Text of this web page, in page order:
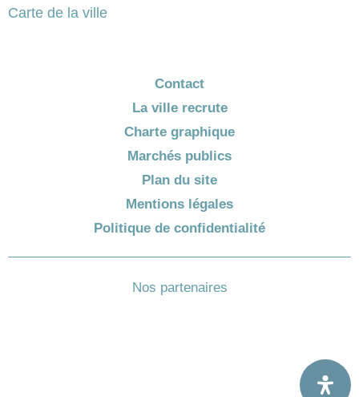
Carte de la ville
Contact
La ville recrute
Charte graphique
Marchés publics
Plan du site
Mentions légales
Politique de confidentialité
Nos partenaires